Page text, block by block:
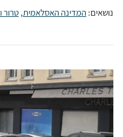
נושאים: המדינה האסלאמית, טרור